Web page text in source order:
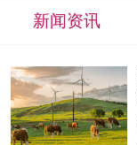
新闻资讯